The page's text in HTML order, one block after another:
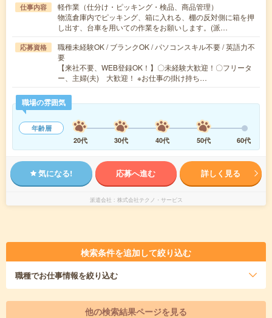
仕事内容
軽作業（仕分け・ピッキング・検品、商品管理）
物流倉庫内でピッキング、箱に入れる、棚の反対側に箱を押
し出す、台車を用いての作業をお願いします。(派…
応募資格
職種未経験OK / ブランクOK / パソコンスキル不要 / 英語力不
要
【来社不要、WEB登録OK！】〇未経験大歓迎！〇フリータ
ー、主婦(夫) 大歓迎！ ※お仕事の掛け持ち…
職場の雰囲気
年齢層
20代
30代 40代 50代 60代
気になる! 応募へ進む 詳しく見る
派遣会社 株式会社テクノ・サービス
検索条件を追加して絞り込む
職種でお仕事情報を絞り込む
他の検索結果ページを見る